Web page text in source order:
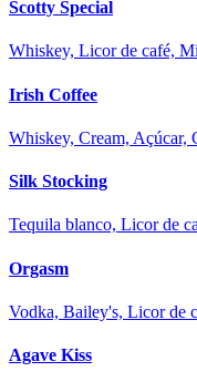
Scotty Special
Whiskey, Licor de café,
Irish Coffee
Whiskey, Cream, Açúcar,
Silk Stocking
Tequila blanco, Licor de
Orgasm
Vodka, Bailey's, Licor de
Agave Kiss